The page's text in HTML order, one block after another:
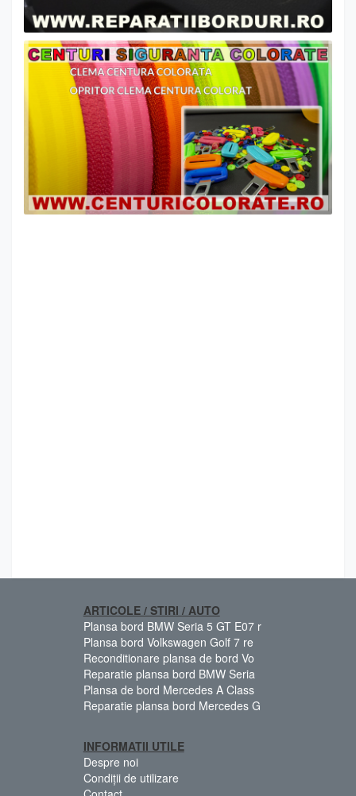
ARTICOLE / STIRI / AUTO
Plansa bord BMW Seria 5 GT E07 r
Plansa bord Volkswagen Golf 7 re
Reconditionare plansa de bord Vo
Reparatie plansa bord BMW Seria
Plansa de bord Mercedes A Class
Reparatie plansa bord Mercedes G
INFORMATII UTILE
Despre noi
Condiții de utilizare